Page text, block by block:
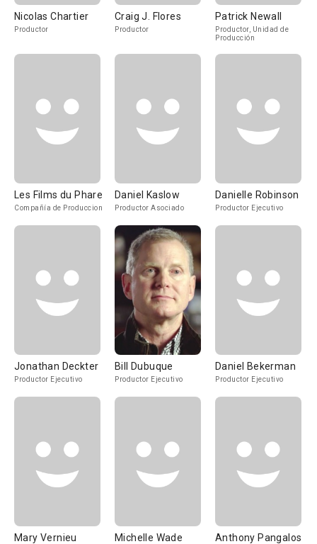
Nicolas Chartier
Productor
Craig J. Flores
Productor
Patrick Newall
Productor, Unidad de
Producción
Les Films du Phare
Compañía de Produccion
Daniel Kaslow
Productor Asociado
Danielle Robinson
Productor Ejecutivo
Jonathan Deckter
Productor Ejecutivo
Bill Dubuque
Productor Ejecutivo
Daniel Bekerman
Productor Ejecutivo
Mary Vernieu
Michelle Wade
Anthony Pangalos